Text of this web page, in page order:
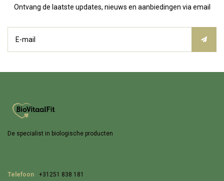
Ontvang de laatste updates, nieuws en aanbiedingen via email
De specialist in biologische producten
Telefoon +31251 838 181